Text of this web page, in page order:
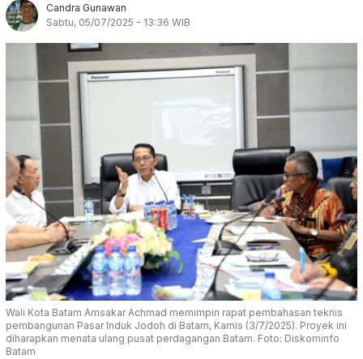
Candra Gunawan
Sabtu, 05/07/2025 - 13:36 WIB
Wali Kota Batam Amsakar Achmad memimpin rapat pembahasan teknis
pembangunan Pasar Induk Jodoh di Batam, Kamis (3/7/2025). Proyek ini
diharapkan menata ulang pusat perdagangan Batam. Foto: Diskominfo
Batam